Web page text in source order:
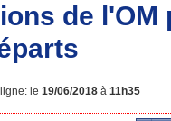
de l'OM
le 19/06/2018 à 11h35